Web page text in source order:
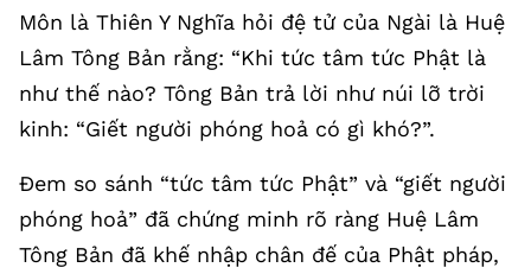
Môn là Thiên Y Nghĩa hỏi đệ tử của Ngài là Huệ
Lâm Tông Bản rằng: “Khi tức tâm tức Phật là
như thế nào? Tông Bản trả lời như núi lỡ trời
kinh: “Giết người phóng hoả có gì khó?”.
Đem so sánh “tức tâm tức Phật” và “giết người
phóng hoả” đã chứng minh rõ ràng Huệ Lâm
Tông Bản đã khế nhập chân đế của Phật pháp,